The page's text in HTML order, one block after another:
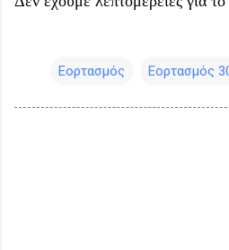
Εορτασμός Εορτασμός